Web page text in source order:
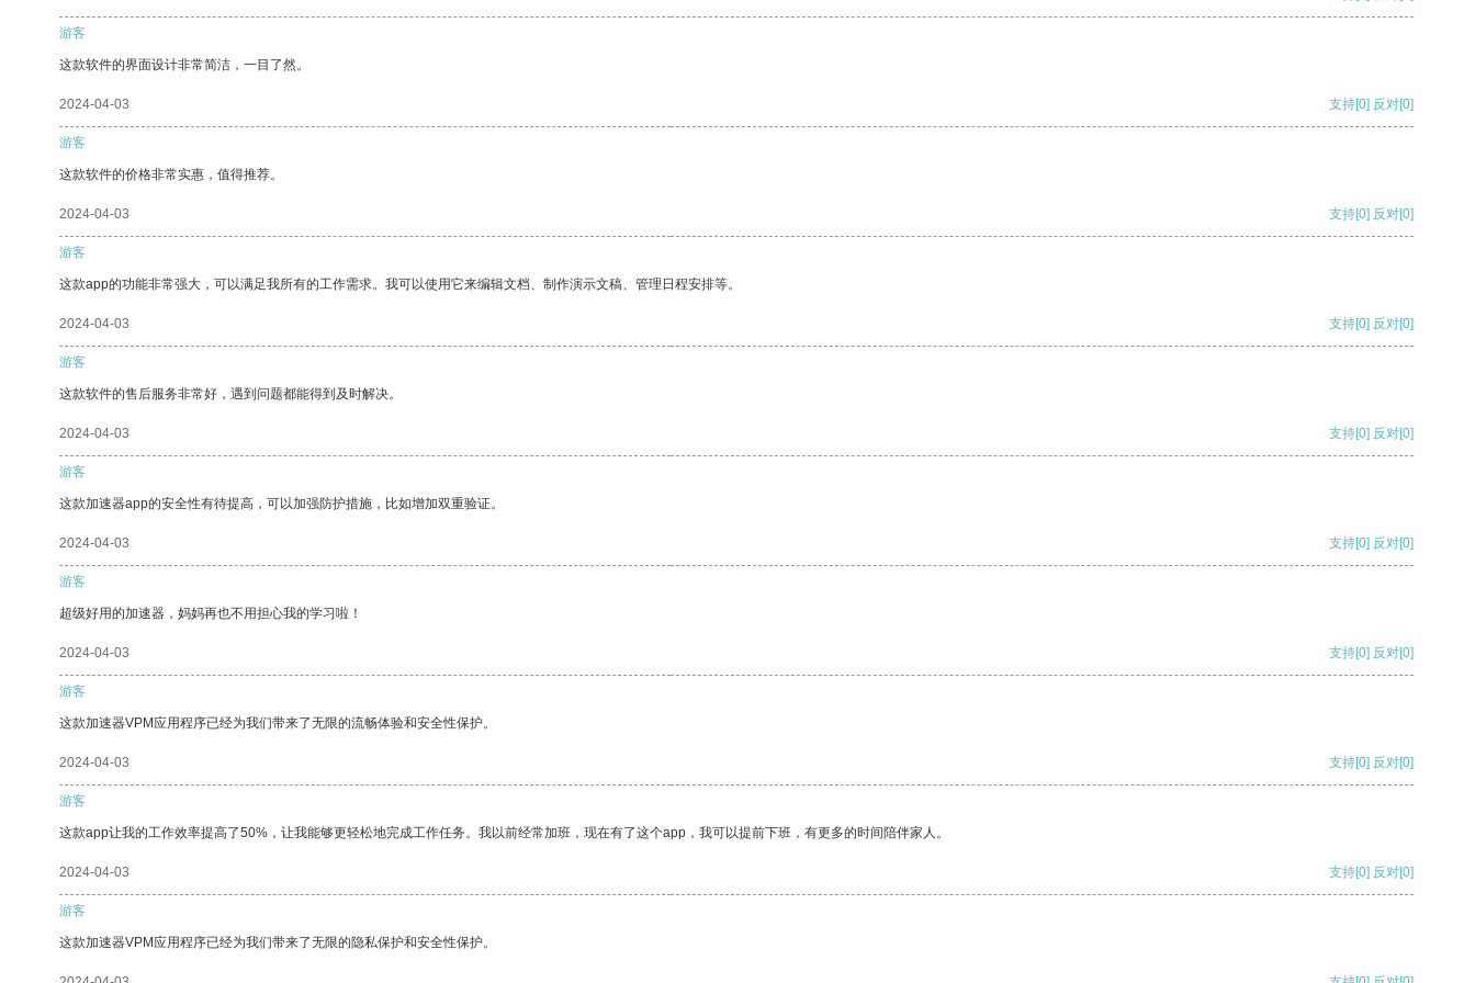
游客
这款软件的界面设计非常简洁，一目了然。
2024-04-03 支持[0] 反对[0]
游客
这款软件的价格非常实惠，值得推荐。
2024-04-03 支持[0] 反对[0]
游客
这款app的功能非常强大，可以满足我所有的工作需求。我可以使用它来编辑文档、制作演示文稿、管理日程安排等。
2024-04-03 支持[0] 反对[0]
游客
这款软件的售后服务非常好，遇到问题都能得到及时解决。
2024-04-03 支持[0] 反对[0]
游客
这款加速器app的安全性有待提高，可以加强防护措施，比如增加双重验证。
2024-04-03 支持[0] 反对[0]
游客
超级好用的加速器，妈妈再也不用担心我的学习啦！
2024-04-03 支持[0] 反对[0]
游客
这款加速器VPM应用程序已经为我们带来了无限的流畅体验和安全性保护。
2024-04-03 支持[0] 反对[0]
游客
这款app让我的工作效率提高了50%，让我能够更轻松地完成工作任务。我以前经常加班，现在有了这个app，我可以提前下班，有更多的时间陪伴家人。
2024-04-03 支持[0] 反对[0]
游客
这款加速器VPM应用程序已经为我们带来了无限的隐私保护和安全性保护。